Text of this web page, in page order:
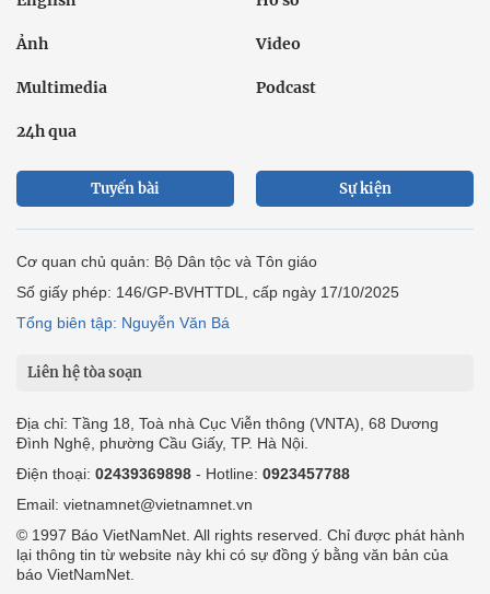
Ảnh Video
Multimedia Podcast
24h qua
Tuyến bài Sự kiện
Cơ quan chủ quản: Bộ Dân tộc và Tôn giáo
Số giấy phép: 146/GP-BVHTTDL, cấp ngày 17/10/2025
Tổng biên tập: Nguyễn Văn Bá
Liên hệ tòa soạn
Địa chỉ: Tầng 18, Toà nhà Cục Viễn thông (VNTA), 68 Dương
Đình Nghệ, phường Cầu Giấy, TP. Hà Nội.
Điện thoại: 02439369898 - Hotline: 0923457788
Email: vietnamnet@vietnamnet.vn
© 1997 Báo VietNamNet. All rights reserved. Chỉ được phát hành
lại thông tin từ website này khi có sự đồng ý bằng văn bản của
báo VietNamNet.